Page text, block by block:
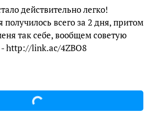
действительно легко!
всего за 2 дня, притом
так себе, вообщем советую
- http://link.ac/4ZBO8